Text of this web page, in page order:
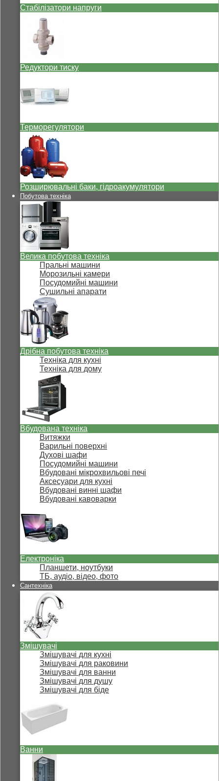
Стабілізатори напруги
Редуктори тиску
Терморегулятори
Розширювальні баки, гідроакумулятори
Побутова техніка
Велика побутова техніка
Пральні машини
Морозильні камери
Посудомийні машини
Сушильні апарати
Дрібна побутова техніка
Техніка для кухні
Техніка для дому
Вбудована техніка
Витяжки
Варильні поверхні
Духові шафи
Посудомийні машини
Вбудовані мікрохвильові печі
Аксесуари для кухні
Вбудовані винні шафи
Вбудовані кавоварки
Електроніка
Планшети, ноутбуки
ТБ, аудіо, відео, фото
Сантехніка
Змішувачі
Змішувачі для кухні
Змішувачі для раковини
Змішувачі для ванни
Змішувачі для душу
Змішувачі для біде
Ванни